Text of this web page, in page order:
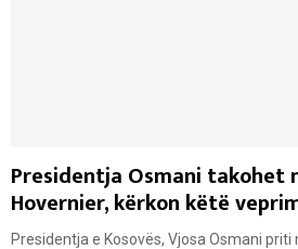
Presidentja Osmani takohet
Hovernier, kërkon këtë
Presidentja e Kosovës, Vjosa Osmani